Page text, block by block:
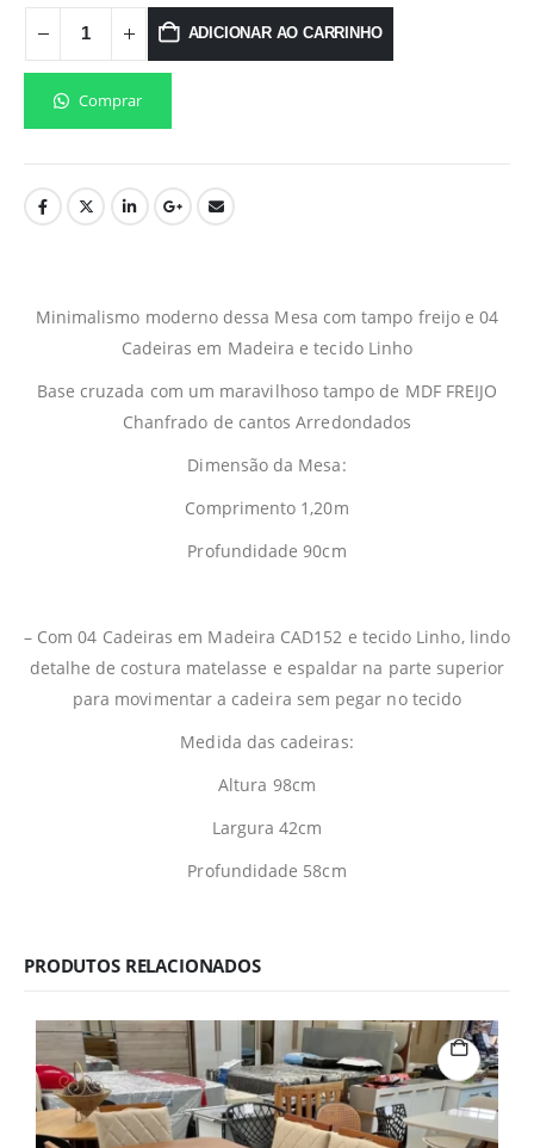
ADICIONAR AO CARRINHO
Comprar
Minimalismo moderno dessa Mesa com tampo freijo e 04
Cadeiras em Madeira e tecido Linho
Base cruzada com um maravilhoso tampo de MDF FREIJO
Chanfrado de cantos Arredondados
Dimensão da Mesa:
Comprimento 1,20m
Profundidade 90cm
– Com 04 Cadeiras em Madeira CAD152 e tecido Linho, lindo
detalhe de costura matelasse e espaldar na parte superior
para movimentar a cadeira sem pegar no tecido
Medida das cadeiras:
Altura 98cm
Largura 42cm
Profundidade 58cm
PRODUTOS RELACIONADOS